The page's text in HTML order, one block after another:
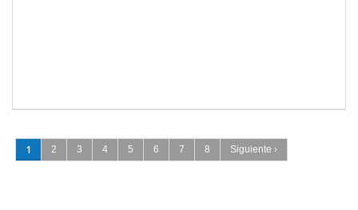
Páginas
1 2 3 4 5 6 7 8 Siguiente ›